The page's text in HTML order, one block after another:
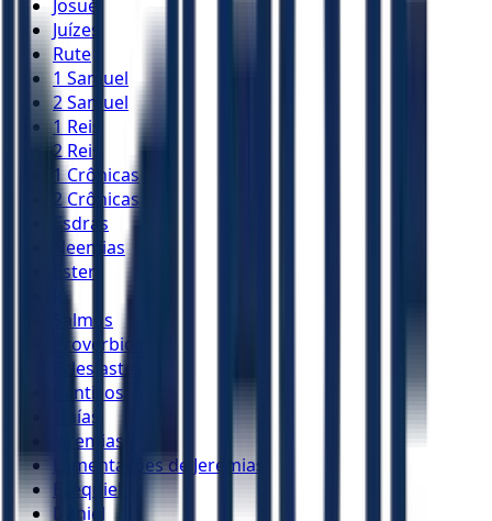
Josué
Juízes
Rute
1 Samuel
2 Samuel
1 Reis
2 Reis
1 Crônicas
2 Crônicas
Esdras
Neemias
Ester
Jó
Salmos
Provérbios
Eclesiastes
Cânticos
Isaías
Jeremias
Lamentações de Jeremias
Ezequiel
Daniel